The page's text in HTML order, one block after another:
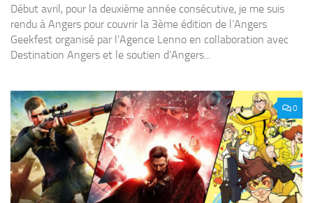
Début avril, pour la deuxième année consécutive, je me suis
rendu à Angers pour couvrir la 3ème édition de l’Angers
Geekfest organisé par l’Agence Lenno en collaboration avec
Destination Angers et le soutien d’Angers...
0